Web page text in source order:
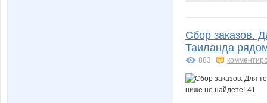
Сбор заказов.
Таиланда
883